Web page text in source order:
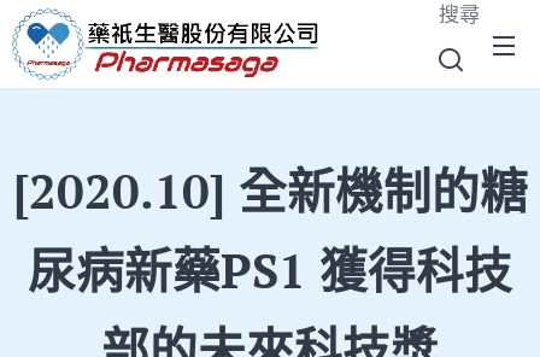
搜尋
[2020.10] 全新機制的糖
尿病新藥PS1 獲得科技